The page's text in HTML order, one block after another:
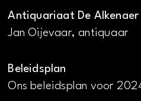
Antiquariaat De Alkenaer
Jan Oijevaar, antiquaar
Beleidsplan
Ons beleidsplan voor